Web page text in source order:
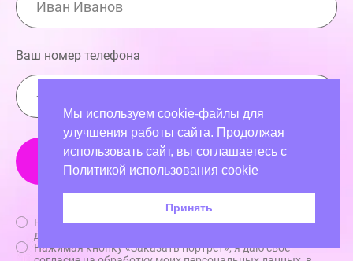
8 800 707 17 48
Ваш номер телефона
Нажимая кнопку «Заказать портрет» и отправляя свои
данные, я соглашаюсь с
Нажимая кнопку «Заказать портрет», я даю свое
Мы используем cookie-файлы для
улучшения работы сайта. Продолжая
использовать сайт, вы соглашаетесь с
Политикой использования cookie
Принять